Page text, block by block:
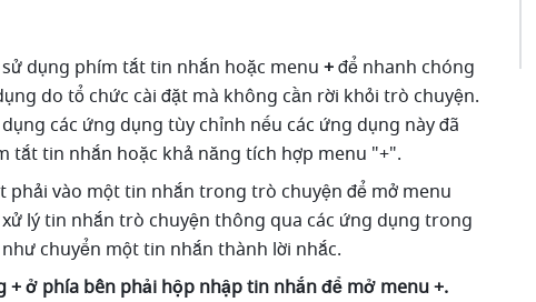
dụng phím tắt tin nhắn hoặc menu + để nhanh chóng
do tổ chức cài đặt mà không cần rời khỏi trò chuyện.
các ứng dụng tùy chỉnh nếu các ứng dụng này đã
tắt tin nhắn hoặc khả năng tích hợp menu "+".
phải vào một tin nhắn trong trò chuyện để mở menu
lý tin nhắn trò chuyện thông qua các ứng dụng trong
chuyển một tin nhắn thành lời nhắc.
+ ở phía bên phải hộp nhập tin nhắn để mở menu +.